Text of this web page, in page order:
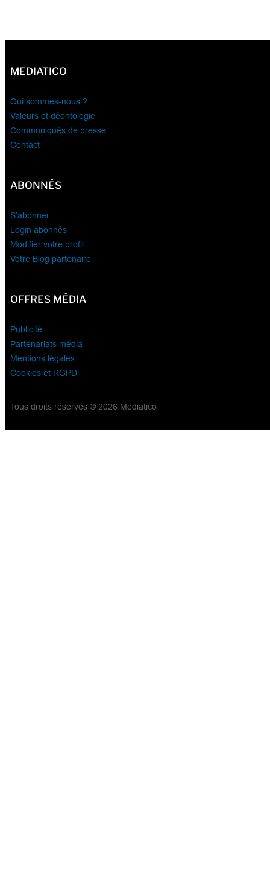
MEDIATICO
Qui sommes-nous ?
Valeurs et déontologie
Communiqués de presse
Contact
ABONNÉS
S’abonner
Login abonnés
Modifier votre profil
Votre Blog partenaire
OFFRES MÉDIA
Publicité
Partenariats média
Mentions légales
Cookies et RGPD
Tous droits réservés © 2026 Mediatico